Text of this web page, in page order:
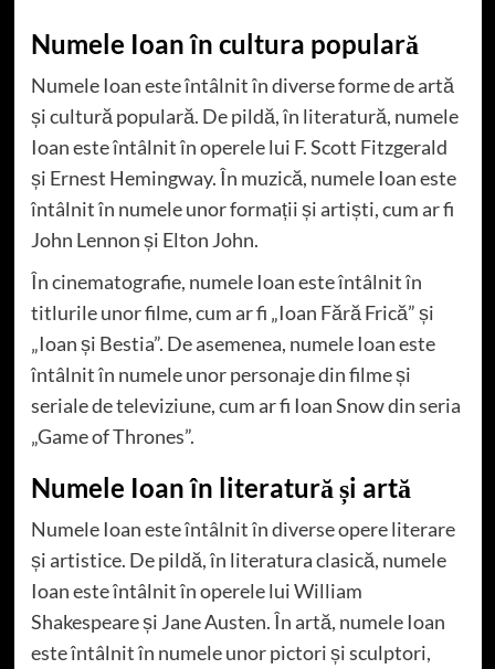
Numele Ioan în cultura populară
Numele Ioan este întâlnit în diverse forme de artă
și cultură populară. De pildă, în literatură, numele
Ioan este întâlnit în operele lui F. Scott Fitzgerald
și Ernest Hemingway. În muzică, numele Ioan este
întâlnit în numele unor formații și artiști, cum ar fi
John Lennon și Elton John.
În cinematografie, numele Ioan este întâlnit în
titlurile unor filme, cum ar fi „Ioan Fără Frică” și
„Ioan și Bestia”. De asemenea, numele Ioan este
întâlnit în numele unor personaje din filme și
seriale de televiziune, cum ar fi Ioan Snow din seria
„Game of Thrones”.
Numele Ioan în literatură și artă
Numele Ioan este întâlnit în diverse opere literare
și artistice. De pildă, în literatura clasică, numele
Ioan este întâlnit în operele lui William
Shakespeare și Jane Austen. În artă, numele Ioan
este întâlnit în numele unor pictori și sculptori,